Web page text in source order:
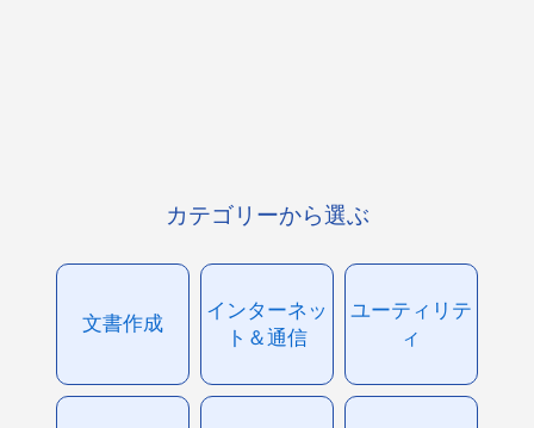
カテゴリーから選ぶ
文書作成
インターネッ
ト＆通信
ユーティリテ
ィ